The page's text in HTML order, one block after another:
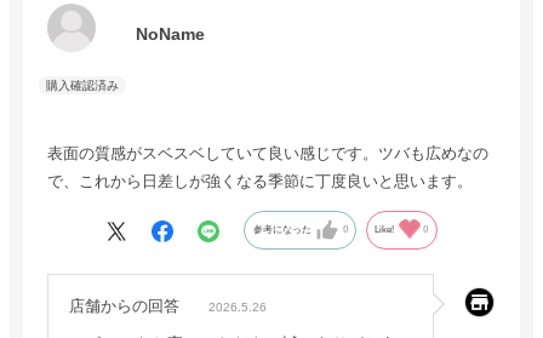
NoName
表面の質感がスベスベしていて良い感じです。ツバも広めなの
で、これから日差しが強くなる季節に丁度良いと思います。
参考になった 0 Like! 0
店舗からの回答 2026.5.26